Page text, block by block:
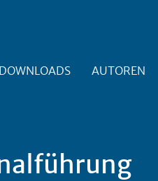
DOWNLOADS AUTOREN